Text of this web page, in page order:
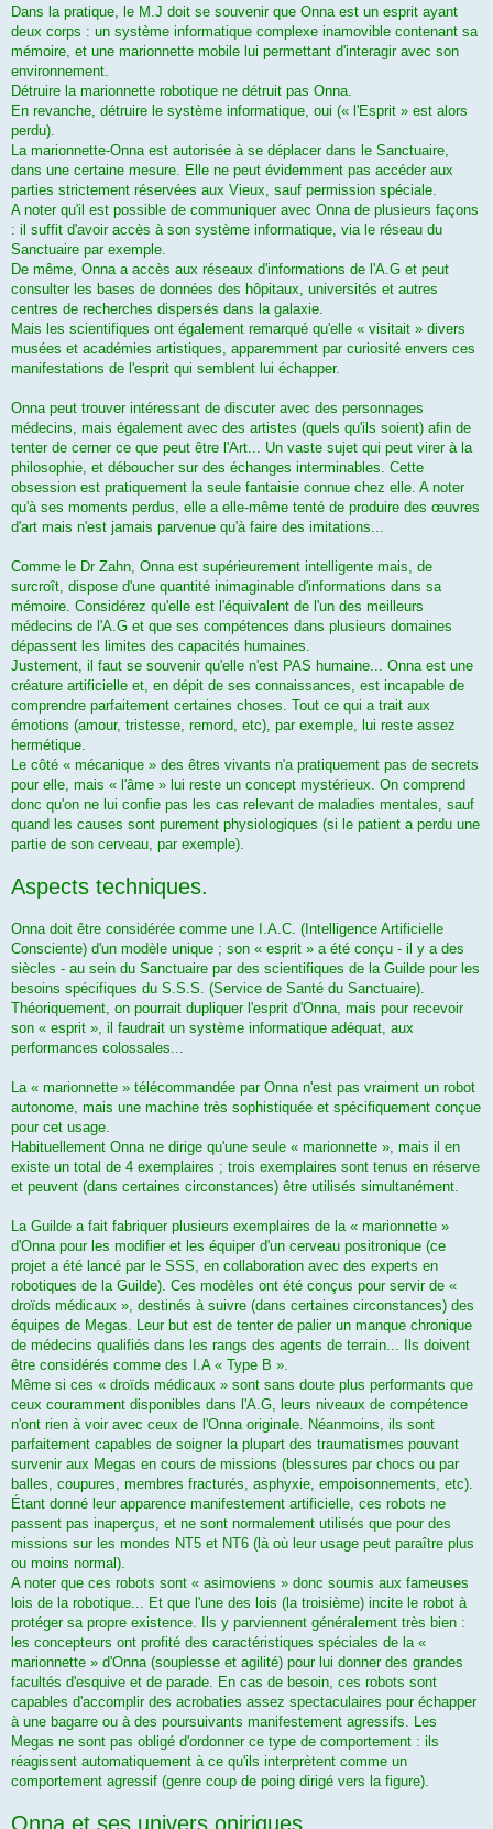
Dans la pratique, le M.J doit se souvenir que Onna est un esprit ayant
deux corps : un système informatique complexe inamovible contenant sa
mémoire, et une marionnette mobile lui permettant d'interagir avec son
environnement.
Détruire la marionnette robotique ne détruit pas Onna.
En revanche, détruire le système informatique, oui (« l'Esprit » est alors
perdu).
La marionnette-Onna est autorisée à se déplacer dans le Sanctuaire,
dans une certaine mesure. Elle ne peut évidemment pas accéder aux
parties strictement réservées aux Vieux, sauf permission spéciale.
A noter qu'il est possible de communiquer avec Onna de plusieurs façons
: il suffit d'avoir accès à son système informatique, via le réseau du
Sanctuaire par exemple.
De même, Onna a accès aux réseaux d'informations de l'A.G et peut
consulter les bases de données des hôpitaux, universités et autres
centres de recherches dispersés dans la galaxie.
Mais les scientifiques ont également remarqué qu'elle « visitait » divers
musées et académies artistiques, apparemment par curiosité envers ces
manifestations de l'esprit qui semblent lui échapper.
Onna peut trouver intéressant de discuter avec des personnages
médecins, mais également avec des artistes (quels qu'ils soient) afin de
tenter de cerner ce que peut être l'Art... Un vaste sujet qui peut virer à la
philosophie, et déboucher sur des échanges interminables. Cette
obsession est pratiquement la seule fantaisie connue chez elle. A noter
qu'à ses moments perdus, elle a elle-même tenté de produire des œuvres
d'art mais n'est jamais parvenue qu'à faire des imitations...
Comme le Dr Zahn, Onna est supérieurement intelligente mais, de
surcroît, dispose d'une quantité inimaginable d'informations dans sa
mémoire. Considérez qu'elle est l'équivalent de l'un des meilleurs
médecins de l'A.G et que ses compétences dans plusieurs domaines
dépassent les limites des capacités humaines.
Justement, il faut se souvenir qu'elle n'est PAS humaine... Onna est une
créature artificielle et, en dépit de ses connaissances, est incapable de
comprendre parfaitement certaines choses. Tout ce qui a trait aux
émotions (amour, tristesse, remord, etc), par exemple, lui reste assez
hermétique.
Le côté « mécanique » des êtres vivants n'a pratiquement pas de secrets
pour elle, mais « l'âme » lui reste un concept mystérieux. On comprend
donc qu'on ne lui confie pas les cas relevant de maladies mentales, sauf
quand les causes sont purement physiologiques (si le patient a perdu une
partie de son cerveau, par exemple).
Aspects techniques.
Onna doit être considérée comme une I.A.C. (Intelligence Artificielle
Consciente) d'un modèle unique ; son « esprit » a été conçu - il y a des
siècles - au sein du Sanctuaire par des scientifiques de la Guilde pour les
besoins spécifiques du S.S.S. (Service de Santé du Sanctuaire).
Théoriquement, on pourrait dupliquer l'esprit d'Onna, mais pour recevoir
son « esprit », il faudrait un système informatique adéquat, aux
performances colossales...
La « marionnette » télécommandée par Onna n'est pas vraiment un robot
autonome, mais une machine très sophistiquée et spécifiquement conçue
pour cet usage.
Habituellement Onna ne dirige qu'une seule « marionnette », mais il en
existe un total de 4 exemplaires ; trois exemplaires sont tenus en réserve
et peuvent (dans certaines circonstances) être utilisés simultanément.
La Guilde a fait fabriquer plusieurs exemplaires de la « marionnette »
d'Onna pour les modifier et les équiper d'un cerveau positronique (ce
projet a été lancé par le SSS, en collaboration avec des experts en
robotiques de la Guilde). Ces modèles ont été conçus pour servir de «
droïds médicaux », destinés à suivre (dans certaines circonstances) des
équipes de Megas. Leur but est de tenter de palier un manque chronique
de médecins qualifiés dans les rangs des agents de terrain... Ils doivent
être considérés comme des I.A « Type B ».
Même si ces « droïds médicaux » sont sans doute plus performants que
ceux couramment disponibles dans l'A.G, leurs niveaux de compétence
n'ont rien à voir avec ceux de l'Onna originale. Néanmoins, ils sont
parfaitement capables de soigner la plupart des traumatismes pouvant
survenir aux Megas en cours de missions (blessures par chocs ou par
balles, coupures, membres fracturés, asphyxie, empoisonnements, etc).
Étant donné leur apparence manifestement artificielle, ces robots ne
passent pas inaperçus, et ne sont normalement utilisés que pour des
missions sur les mondes NT5 et NT6 (là où leur usage peut paraître plus
ou moins normal).
A noter que ces robots sont « asimoviens » donc soumis aux fameuses
lois de la robotique... Et que l'une des lois (la troisième) incite le robot à
protéger sa propre existence. Ils y parviennent généralement très bien :
les concepteurs ont profité des caractéristiques spéciales de la «
marionnette » d'Onna (souplesse et agilité) pour lui donner des grandes
facultés d'esquive et de parade. En cas de besoin, ces robots sont
capables d'accomplir des acrobaties assez spectaculaires pour échapper
à une bagarre ou à des poursuivants manifestement agressifs. Les
Megas ne sont pas obligé d'ordonner ce type de comportement : ils
réagissent automatiquement à ce qu'ils interprètent comme un
comportement agressif (genre coup de poing dirigé vers la figure).
Onna et ses univers oniriques.